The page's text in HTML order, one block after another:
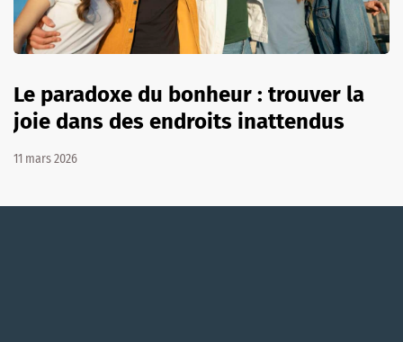
Le paradoxe du bonheur : trouver la
joie dans des endroits inattendus
11 mars 2026